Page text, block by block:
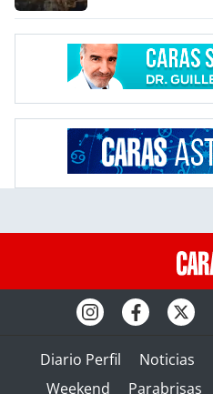
Diario Perfil Noticias
Weekend
Parabrisas